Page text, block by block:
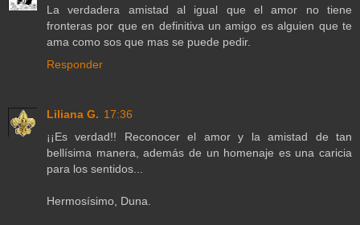
La verdadera amistad al igual que el amor no tiene
fronteras por que en definitiva un amigo es alguien que te
ama como sos que mas se puede pedir.
Responder
Liliana G. 17:36
¡¡Es verdad!! Reconocer el amor y la amistad de tan
bellísima manera, además de un homenaje es una caricia
para los sentidos...
Hermosísimo, Duna.